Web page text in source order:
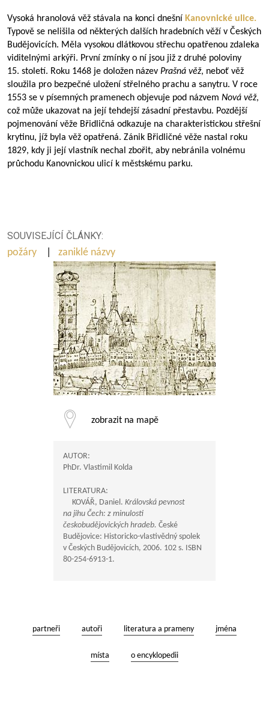
Vysoká hranolová věž stávala na konci dnešní Kanovnické ulice.
Typově se nelišila od některých dalších hradebních věží v Českých
Budějovicích. Měla vysokou dlátkovou střechu opatřenou zdaleka
viditelnými arkýři. První zmínky o ní jsou již z druhé poloviny
15. století. Roku 1468 je doložen název Prašná věž, neboť věž
sloužila pro bezpečné uložení střelného prachu a sanytru. V roce
1553 se v písemných pramenech objevuje pod názvem Nová věž,
což může ukazovat na její tehdejší zásadní přestavbu. Pozdější
pojmenování věže Břidličná odkazuje na charakteristickou střešní
krytinu, jíž byla věž opatřená. Zánik Břidličné věže nastal roku
1829, kdy ji její vlastník nechal zbořit, aby nebránila volnému
průchodu Kanovnickou ulicí k městskému parku.
SOUVISEJÍCÍ ČLÁNKY:
požáry
zaniklé názvy
zobrazit na mapě
AUTOR:
PhDr. Vlastimil Kolda
LITERATURA:
KOVÁŘ, Daniel. Královská pevnost
na jihu Čech: z minulosti
českobudějovických hradeb. České
Budějovice: Historicko-vlastivědný spolek
v Českých Budějovicích, 2006. 102 s. ISBN
80-254-6913-1.
partneři autoři literatura a prameny jména
místa o encyklopedii